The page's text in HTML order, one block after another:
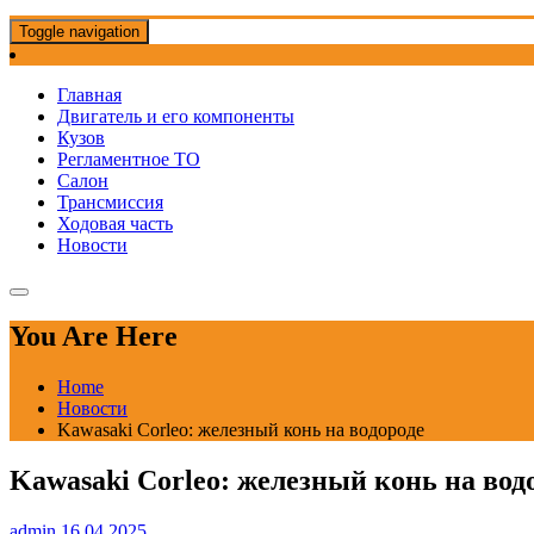
Toggle navigation
Главная
Двигатель и его компоненты
Кузов
Регламентное ТО
Салон
Трансмиссия
Ходовая часть
Новости
You Are Here
Home
Новости
Kawasaki Corleo: железный конь на водороде
Kawasaki Corleo: железный конь на